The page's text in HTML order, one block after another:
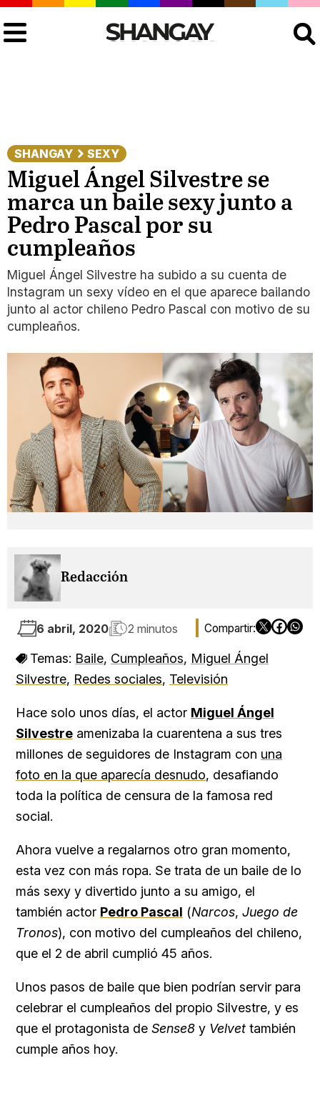
SHANGAY SEXY
Miguel Ángel Silvestre se
marca un baile sexy junto a
Pedro Pascal por su
cumpleaños
Miguel Ángel Silvestre ha subido a su cuenta de
Instagram un sexy vídeo en el que aparece bailando
junto al actor chileno Pedro Pascal con motivo de su
cumpleaños.
Redacción
6 abril, 2020 2 minutos
Temas: Baile, Cumpleaños, Miguel Ángel
Silvestre, Redes sociales, Televisión
Hace solo unos días, el actor Miguel Ángel
Silvestre amenizaba la cuarentena a sus tres
millones de seguidores de Instagram con una
foto en la que aparecía desnudo, desafiando
toda la política de censura de la famosa red
social.
Ahora vuelve a regalarnos otro gran momento,
esta vez con más ropa. Se trata de un baile de lo
más sexy y divertido junto a su amigo, el
también actor Pedro Pascal (Narcos, Juego de
Tronos), con motivo del cumpleaños del chileno,
que el 2 de abril cumplió 45 años.
Unos pasos de baile que bien podrían servir para
celebrar el cumpleaños del propio Silvestre, y es
que el protagonista de Sense8 y Velvet también
cumple años hoy.